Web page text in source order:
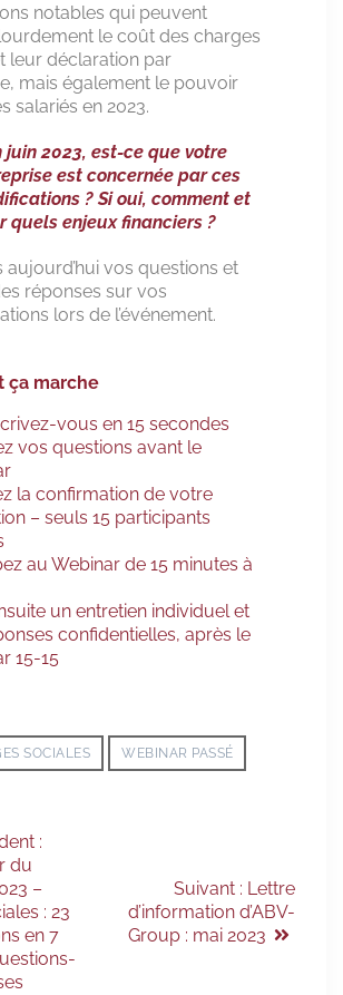
notables qui peuvent
le coût des charges
leur déclaration par
mais également le pouvoir
salariés en 2023.
juin 2023, est-ce que votre
est concernée par ces
? Si oui, comment et
quels enjeux financiers ?
aujourd’hui vos questions et
réponses sur vos
lors de l’événement.
ça marche
vous en 15 secondes
vos questions avant le
la confirmation de votre
– seuls 15 participants
au Webinar de 15 minutes à
un entretien individuel et
confidentielles, après le
15-15
SOCIALES WEBINAR PASSÉ
:
du
–
: 23
en 7
Suivant : Lettre
d’information d’ABV-
Group : mai 2023